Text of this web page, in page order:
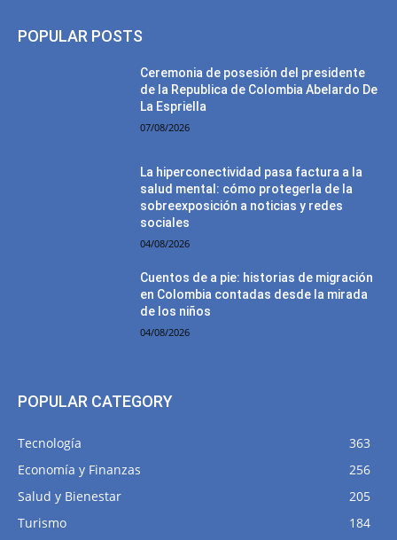
POPULAR POSTS
Ceremonia de posesión del presidente
de la Republica de Colombia Abelardo De
La Espriella
07/08/2026
La hiperconectividad pasa factura a la
salud mental: cómo protegerla de la
sobreexposición a noticias y redes
sociales
04/08/2026
Cuentos de a pie: historias de migración
en Colombia contadas desde la mirada
de los niños
04/08/2026
POPULAR CATEGORY
Tecnología
363
Economía y Finanzas
256
Salud y Bienestar
205
Turismo
184